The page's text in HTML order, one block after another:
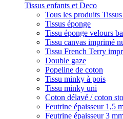
Tissus enfants et Deco
Tous les produits
Tissus éponge
Tissu éponge velours
Tissu canvas imprimé
Tissu French Terry
Double gaze
Popeline de coton
Tissu minky à pois
Tissu minky uni
Coton délavé / coton
Feutrine épaisseur 1,5
Feutrine épaisseur 3